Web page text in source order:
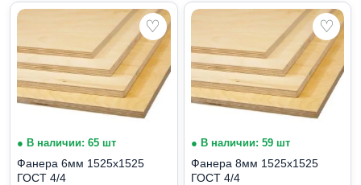
♡
● В наличии: 65 шт
Фанера 6мм 1525х1525
ГОСТ 4/4
♡
● В наличии: 59 шт
Фанера 8мм 1525х1525
ГОСТ 4/4